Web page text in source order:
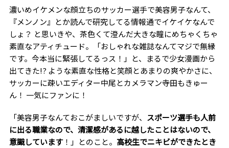
濃いめイケメンな顔立ちのサッカー選手で美容男子なんて、
『メンノン』とか読んで研究してる情報通でイケイケなんで
しょ？ と思いきや、茶色くて澄んだ大きな瞳にめちゃくちゃ
素直なアティチュード。「おしゃれな雑誌なんてマジで無縁
です。今本当に緊張してるっス！」と、まるで少女漫画から
出てきた!? ような素直な性格と笑顔とあまりの爽やかさに、
サッカーに疎いエディター中尾とカメラマン寺田もきゅー
ん！ 一気にファンに！
「美容男子なんておこがましいですが、 スポーツ選手も人前
に出る職業なので、清潔感があるに越したことはないので、
意識しています！」とのこと。 高校生でニキビができたとき